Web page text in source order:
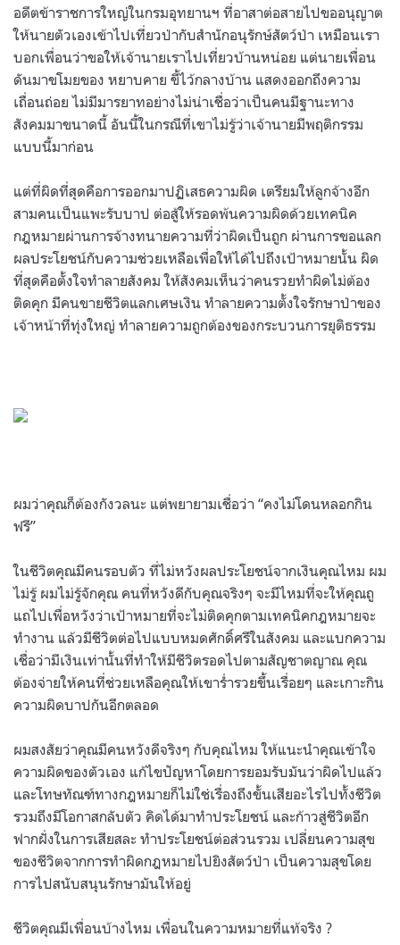
อดีตข้าราชการใหญ่ในกรมอุทยานฯ ที่อาสาต่อสายไปขออนุญาต
ให้นายตัวเองเข้าไปเที่ยวป่ากับสำนักอนุรักษ์สัตว์ป่า เหมือนเรา
บอกเพื่อนว่าขอให้เจ้านายเราไปเที่ยวบ้านหน่อย แต่นายเพื่อน
ดันมาขโมยของ หยาบคาย ขี้ไว้กลางบ้าน แสดงออกถึงความ
เถื่อนถ่อย ไม่มีมารยาทอย่างไม่น่าเชื่อว่าเป็นคนมีฐานะทาง
สังคมมาขนาดนี้ อันนี้ในกรณีที่เขาไม่รู้ว่าเจ้านายมีพฤติกรรม
แบบนี้มาก่อน
แต่ที่ผิดที่สุดคือการออกมาปฏิเสธความผิด เตรียมให้ลูกจ้างอีก
สามคนเป็นแพะรับบาป ต่อสู้ให้รอดพ้นความผิดด้วยเทคนิค
กฎหมายผ่านการจ้างทนายความที่ว่าผิดเป็นถูก ผ่านการขอแลก
ผลประโยชน์กับความช่วยเหลือเพื่อให้ได้ไปถึงเป้าหมายนั้น ผิด
ที่สุดคือตั้งใจทำลายสังคม ให้สังคมเห็นว่าคนรวยทำผิดไม่ต้อง
ติดคุก มีคนขายชีวิตแลกเศษเงิน ทำลายความตั้งใจรักษาป่าของ
เจ้าหน้าที่ทุ่งใหญ่ ทำลายความถูกต้องของกระบวนการยุติธรรม
ผมว่าคุณก็ต้องกังวลนะ แต่พยายามเชื่อว่า “คงไม่โดนหลอกกิน
ฟรี”
ในชีวิตคุณมีคนรอบตัว ที่ไม่หวังผลประโยชน์จากเงินคุณไหม ผม
ไม่รู้ ผมไม่รู้จักคุณ คนที่หวังดีกับคุณจริงๆ จะมีไหมที่จะให้คุณถู
แถไปเพื่อหวังว่าเป้าหมายที่จะไม่ติดคุกตามเทคนิคกฎหมายจะ
ทำงาน แล้วมีชีวิตต่อไปแบบหมดศักดิ์ศรีในสังคม และแบกความ
เชื่อว่ามีเงินเท่านั้นที่ทำให้มีชีวิตรอดไปตามสัญชาตญาณ คุณ
ต้องจ่ายให้คนที่ช่วยเหลือคุณให้เขาร่ำรวยขึ้นเรื่อยๆ และเกาะกิน
ความผิดบาปกันอีกตลอด
ผมสงสัยว่าคุณมีคนหวังดีจริงๆ กับคุณไหม ให้แนะนำคุณเข้าใจ
ความผิดของตัวเอง แก้ไขปัญหาโดยการยอมรับมันว่าผิดไปแล้ว
และโทษทัณฑ์ทางกฎหมายก็ไม่ใช่เรื่องถึงขั้นเสียอะไรไปทั้งชีวิต
รวมถึงมีโอกาสกลับตัว คิดได้มาทำประโยชน์ และก้าวสู่ชีวิตอีก
ฟากฝั่งในการเสียสละ ทำประโยชน์ต่อส่วนรวม เปลี่ยนความสุข
ของชีวิตจากการทำผิดกฎหมายไปยิงสัตว์ป่า เป็นความสุขโดย
การไปสนับสนุนรักษามันให้อยู่
ชีวิตคุณมีเพื่อนบ้างไหม เพื่อนในความหมายที่แท้จริง ?